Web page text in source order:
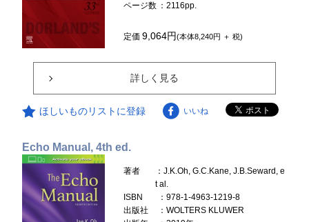
ページ数 ：2116pp.
定価9,064円(本体8,240円 ＋ 税)
詳しく見る
ほしいものリストに登録 いいね
Echo Manual, 4th ed.
著者
：J.K.Oh, G.C.Kane, J.B.Seward, e
t al.
ISBN
：978-1-4963-1219-8
出版社
：WOLTERS KLUWER